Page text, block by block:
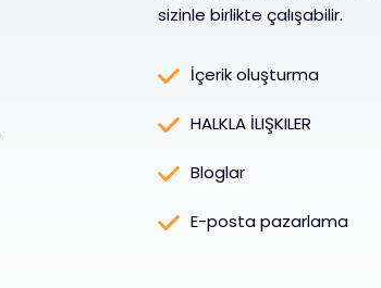
sizinle birlikte çalışabilir.
İçerik oluşturma
HALKLA İLIŞKILER
Bloglar
E-posta pazarlama